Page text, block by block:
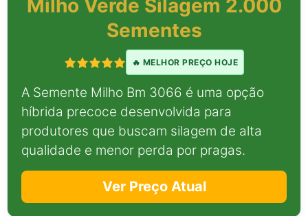
Milho Verde Silagem 2.000
Sementes
🔥 MELHOR PREÇO HOJE
A Semente Milho Bm 3066 é uma opção
híbrida precoce desenvolvida para
produtores que buscam silagem de alta
qualidade e menor perda por pragas.
Ver Preço Atual